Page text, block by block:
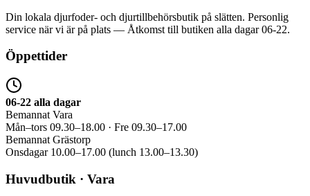
Din lokala djurfoder- och djurtillbehörsbutik på slätten. Personlig
service när vi är på plats — Åtkomst till butiken alla dagar 06-22.
Öppettider
06-22 alla dagar
Bemannat Vara
Mån–tors 09.30–18.00 · Fre 09.30–17.00
Bemannat Grästorp
Onsdagar 10.00–17.00 (lunch 13.00–13.30)
Huvudbutik · Vara